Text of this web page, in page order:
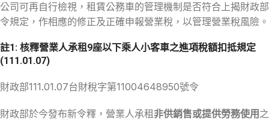
公司可再自行檢視，租賃公務車的管理機制是否符合上揭財政部
令規定，作相應的修正及正確申報營業稅，以管理營業稅風險。
註1: 核釋營業人承租9座以下乘人小客車之進項稅額扣抵規定
(111.01.07)
財政部111.01.07台財稅字第11004648950號令
財政部於今發布新令釋，營業人承租 非供銷售或提供勞務使用 之